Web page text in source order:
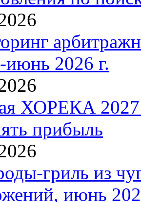
июнь 2026 г.
ХОРЕКА 2027:
прибыль
гриль из
июнь